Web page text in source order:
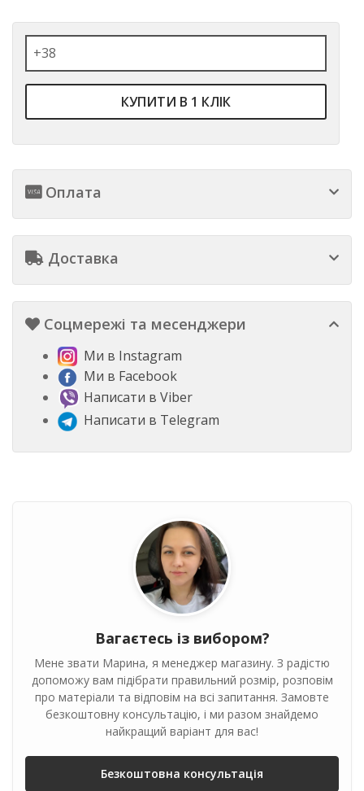
КУПИТИ В 1 КЛІК
Оплата
Доставка
Соцмережі та месенджери
Ми в Instagram
Ми в Facebook
Написати в Viber
Написати в Telegram
Вагаєтесь із вибором?
Мене звати Марина, я менеджер магазину. З радістю
допоможу вам підібрати правильний розмір, розповім
про матеріали та відповім на всі запитання. Замовте
безкоштовну консультацію, і ми разом знайдемо
найкращий варіант для вас!
Безкоштовна консультація